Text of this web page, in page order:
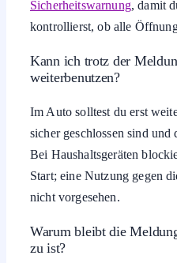
Sicherheitswarnung, damit
kontrollierst, ob alle
Kann ich trotz der
weiterbenutzen?
Im Auto solltest du erst
sicher geschlossen sind und
Bei Haushaltsgeräten
Start; eine Nutzung gegen
nicht vorgesehen.
Warum bleibt die
zu ist?